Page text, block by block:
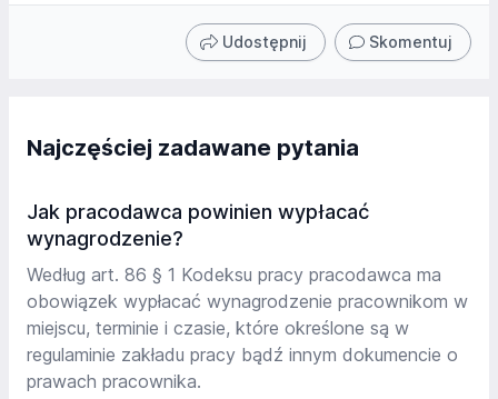
Udostępnij Skomentuj
Najczęściej zadawane pytania
Jak pracodawca powinien wypłacać
wynagrodzenie?
Według art. 86 § 1 Kodeksu pracy pracodawca ma
obowiązek wypłacać wynagrodzenie pracownikom w
miejscu, terminie i czasie, które określone są w
regulaminie zakładu pracy bądź innym dokumencie o
prawach pracownika.